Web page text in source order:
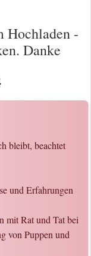
Hochladen -
Danke
bleibt, beachtet
und Erfahrungen
mit Rat und Tat bei
von Puppen und